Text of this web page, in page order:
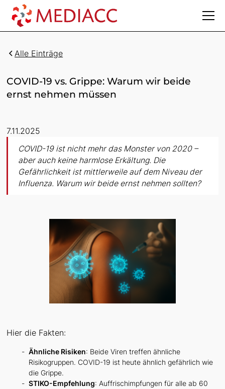
Alle Einträge
COVID-19 vs. Grippe: Warum wir beide
ernst nehmen müssen
7.11.2025
COVID-19 ist nicht mehr das Monster von 2020 –
aber auch keine harmlose Erkältung. Die
Gefährlichkeit ist mittlerweile auf dem Niveau der
Influenza. Warum wir beide ernst nehmen sollten?
Hier die Fakten:
Ähnliche Risiken: Beide Viren treffen ähnliche
Risikogruppen. COVID-19 ist heute ähnlich gefährlich wie
die Grippe.
STIKO-Empfehlung: Auffrischimpfungen für alle ab 60